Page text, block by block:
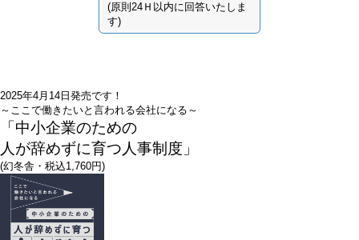
(原則24Ｈ以内に回答いたしま
す)
2025年4月14日発売です！
～ここで働きたいと言われる会社になる～
「中小企業のための
人が辞めずに育つ人事制度」
(幻冬舎・税込1,760円)